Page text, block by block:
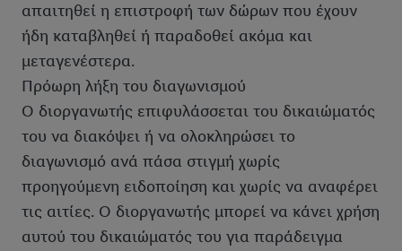
απαιτηθεί η επιστροφή των δώρων που έχουν
ήδη καταβληθεί ή παραδοθεί ακόμα και
μεταγενέστερα.
Πρόωρη λήξη του διαγωνισμού
Ο διοργανωτής επιφυλάσσεται του δικαιώματός
του να διακόψει ή να ολοκληρώσει το
διαγωνισμό ανά πάσα στιγμή χωρίς
προηγούμενη ειδοποίηση και χωρίς να αναφέρει
τις αιτίες. Ο διοργανωτής μπορεί να κάνει χρήση
αυτού του δικαιώματός του για παράδειγμα